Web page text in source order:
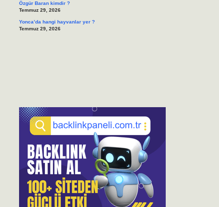
Özgür Baran kimdir ?
Temmuz 29, 2026
Yonca’da hangi hayvanlar yer ?
Temmuz 29, 2026